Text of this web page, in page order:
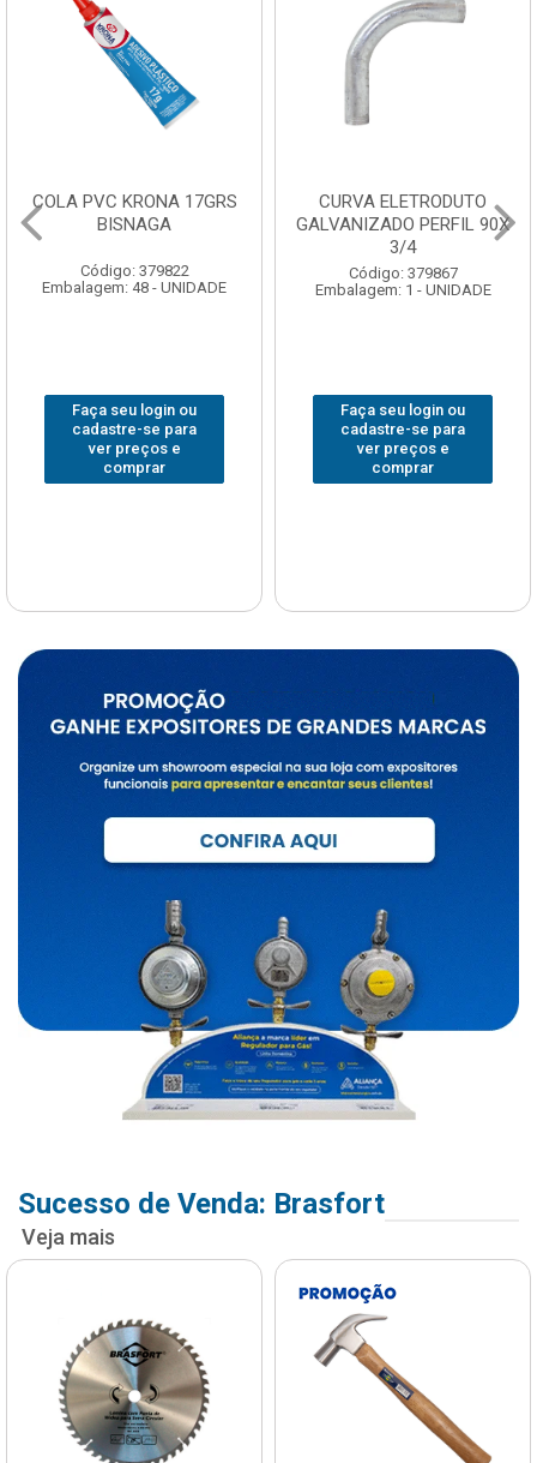
COLA PVC KRONA 17GRS
BISNAGA
Código: 379822
Embalagem: 48 - UNIDADE
Faça seu login ou
cadastre-se para
ver preços e
comprar
CURVA ELETRODUTO
GALVANIZADO PERFIL 90X
3/4
Código: 379867
Embalagem: 1 - UNIDADE
Faça seu login ou
cadastre-se para
ver preços e
comprar
Sucesso de Venda: Brasfort
Veja mais